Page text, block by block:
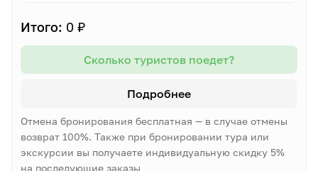
Итого: 0 ₽
Сколько туристов поедет?
Подробнее
Отмена бронирования бесплатная — в случае отмены
возврат 100%. Также при бронировании тура или
экскурсии вы получаете индивидуальную скидку 5%
на последующие заказы